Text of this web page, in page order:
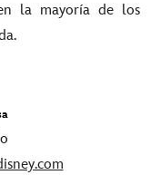
la mayoría de los